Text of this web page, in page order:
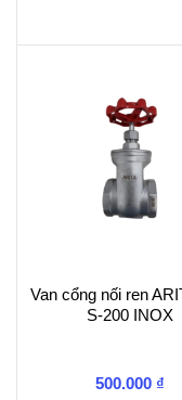
Van cổng nối ren
S-200 INOX
500.000 ₫